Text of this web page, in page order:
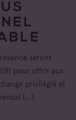
seront
pour offrir aux
privilégié et